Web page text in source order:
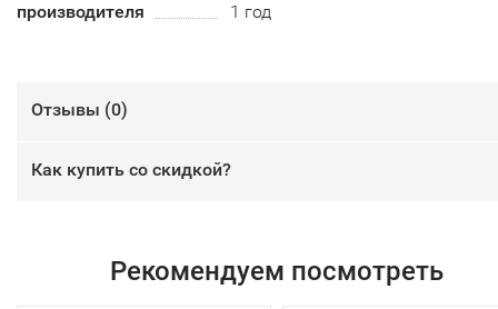
производителя
1 год
Отзывы (0)
Как купить со скидкой?
Рекомендуем посмотреть